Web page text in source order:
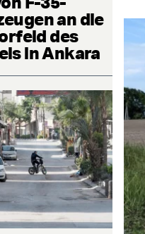
an die
des
in Ankara